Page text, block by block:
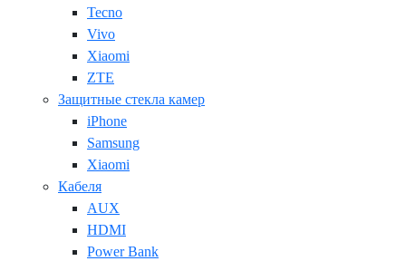
Tecno
Vivo
Xiaomi
ZTE
Защитные стекла камер
iPhone
Samsung
Xiaomi
Кабеля
AUX
HDMI
Power Bank